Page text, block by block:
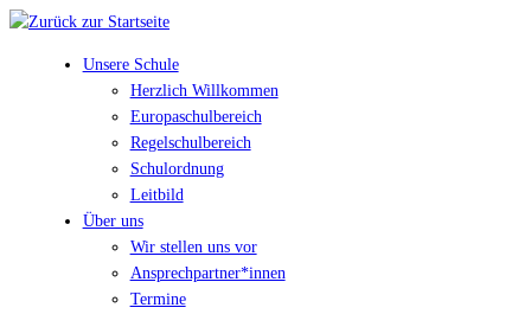
Unsere Schule
Herzlich Willkommen
Europaschulbereich
Regelschulbereich
Schulordnung
Leitbild
Über uns
Wir stellen uns vor
Ansprechpartner*innen
Termine